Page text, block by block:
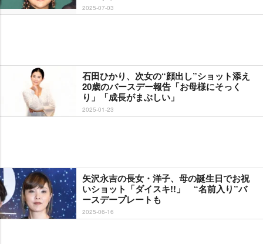
2025-07-03
石田ひかり、次女の“顔出し”ショット添え
20歳のバースデー報告「お母様にそっく
り」「成長がまぶしい」
2025-01-23
矢沢永吉の長女・洋子、母の誕生日でお祝
いショット「ダイスキ!!」 “名前入り”バ
ースデープレートも
2025-06-16